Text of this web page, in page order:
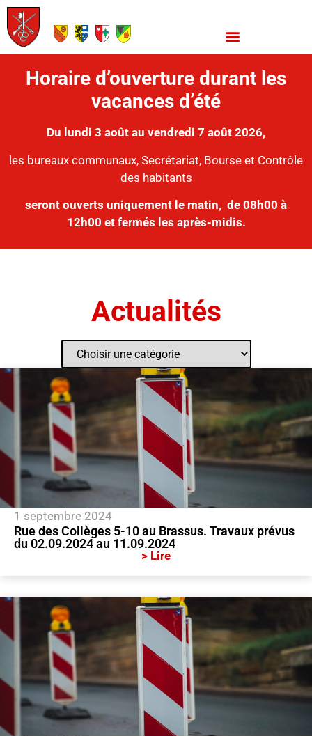
Horaire d’ouverture durant les
vacances d’été
Du lundi 3 août au vendredi 7 août 2026,
les bureaux communaux, Secrétariat, Bourse et Contrôle
des habitants
seront ouverts uniquement le matin, de 08h00 à
12h00 et fermés les après-midis.
Actualités
1 septembre 2024
Rue des Collèges 5-10 au Brassus. Travaux prévus
du 02.09.2024 au 11.09.2024
> Lire